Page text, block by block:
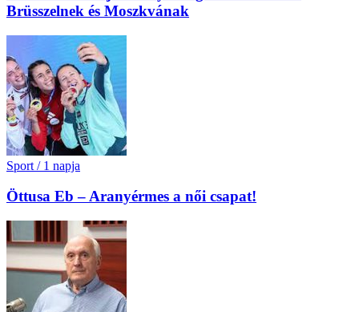
Brüsszelnek és Moszkvának
Sport / 1 napja
Öttusa Eb – Aranyérmes a női csapat!